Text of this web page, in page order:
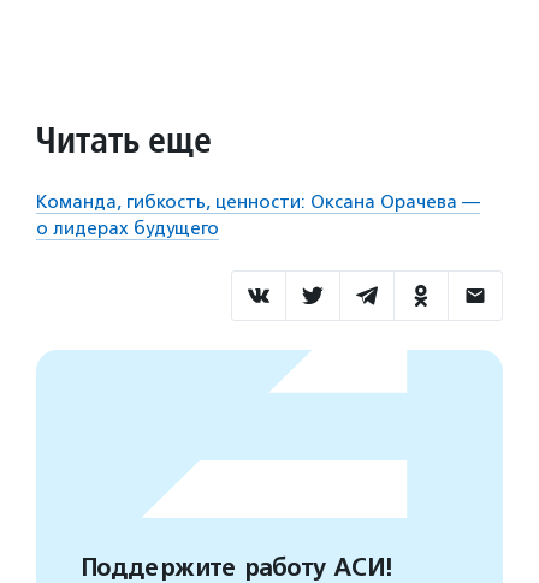
Читать еще
Команда, гибкость, ценности: Оксана Орачева —
о лидерах будущего
Поддержите работу АСИ!